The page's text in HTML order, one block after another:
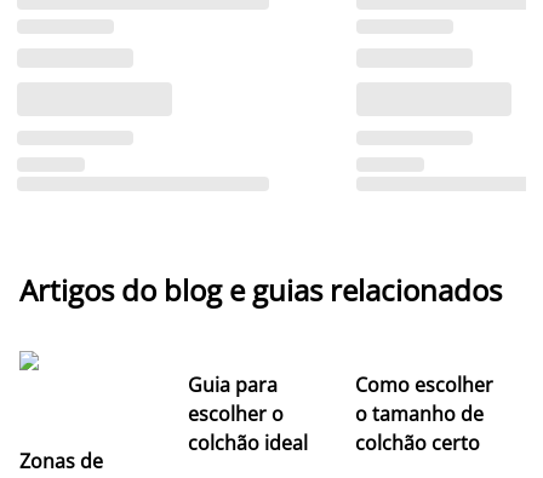
Artigos do blog e guias relacionados
Zonas de
Guia para
escolher o
colchão ideal
Como escolher
o tamanho de
colchão certo